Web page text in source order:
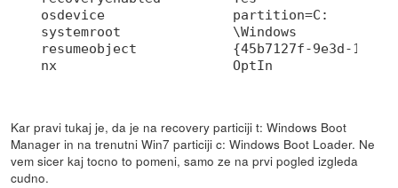
osdevice                partition=C:
systemroot              \Windows
resumeobject            {45b7127f-9e3d-11e1-
nx                      OptIn
Kar pravi tukaj je, da je na recovery particiji t: Windows Boot
Manager in na trenutni Win7 particiji c: Windows Boot Loader. Ne
vem sicer kaj tocno to pomeni, samo ze na prvi pogled izgleda
cudno.